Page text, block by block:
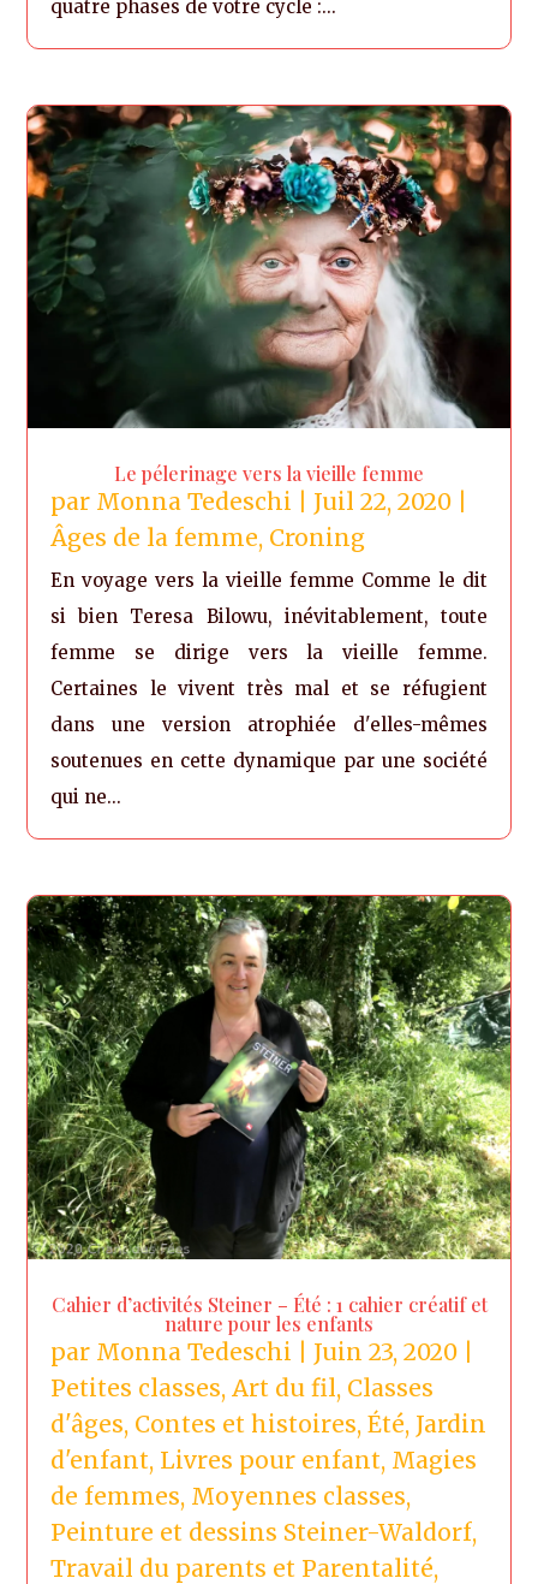
quatre phases de votre cycle :...
Le pélerinage vers la vieille femme
par Monna Tedeschi Juil 22, 2020
Âges de la femme, Croning
En voyage vers la vieille femme Comme le dit
si bien Teresa Bilowu, inévitablement, toute
femme se dirige vers la vieille femme.
Certaines le vivent très mal et se réfugient
dans une version atrophiée d'elles-mêmes
soutenues en cette dynamique par une société
qui ne...
Cahier d’activités Steiner – Été : 1 cahier créatif et
nature pour les enfants
par Monna Tedeschi Juin 23, 2020
Petites classes, Art du fil, Classes
d'âges, Contes et histoires,Été, Jardin
d'enfant, Livres pour enfant, Magies
de femmes, Moyennes classes,
Peinture et dessins Steiner-Waldorf,
Travail du parents et Parentalité,